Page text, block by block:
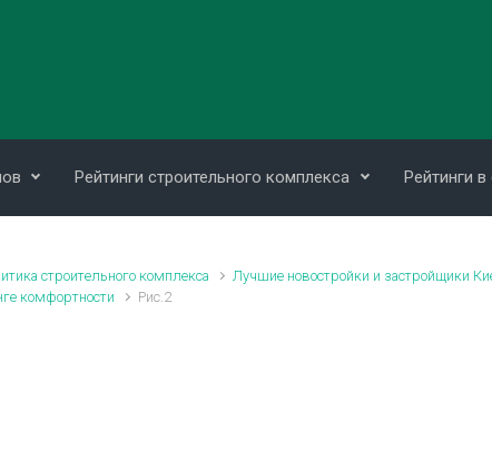
Рейтинги строительного комплекса Рейтинги в
строительного комплекса Лучшие новостройки и застройщики
комфортности
Рис.2